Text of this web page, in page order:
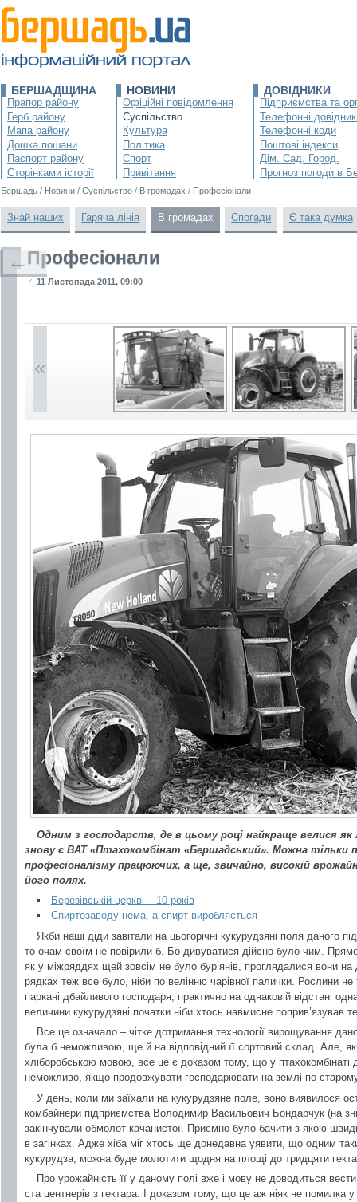
БЕРШАДЩИНА
Прапор району
Герб району
Мапа району
Дошка пошани
Паспорт району
Сторінками історії
НОВИНИ
Офіційні повідомлення
Суспільство
Культура
Політика
Спорт
Привітання
ДОВІДНИКИ
Підприємства та
Телефонні
Телефонні коди
Поштові індекси
Дім. Сад. Город.
Прогноз погоди в
Бершадь / Новини / Суспільство / В громадах / Професіонали
Знай наших Гаряча лінія В громадах Спогади Є така думка
Професіонали
11 Листопада 2011, 09:00
Одним з господарств, де в цьому році найкраще велися як
знову є ВАТ «Птахокомбінат «Бершадський». Можна тільки
професіоналізму працюючих, а ще, звичайно, високій
його полях.
Березівській церкві – 10 років
Спиртозаводу нема, а спирт виробляється
Якби наші діди завітали на цьогорічні кукурудзяні поля даного
то очам своїм не повірили б. Бо дивуватися дійсно було чим.
як у міжряддях щей зовсім не було бур’янів, проглядалися вони на
рядках теж все було, ніби по велінню чарівної палички. Рослини
паркані дбайливого господаря, практично на однаковій відстані
величини кукурудзяні початки ніби хтось навмисне поприв’язував
Все це означало – чітке дотримання технології вирощування
була б неможливою, ще й на відповідний її сортовий склад. Але,
хліборобською мовою, все це є доказом тому, що у птахокомбінаті
неможливо, якщо продовжувати господарювати на землі по-
У день, коли ми заїхали на кукурудзяне поле, воно виявилося
комбайнери підприємства Володимир Васильович Бондарчук (на
закінчували обмолот качанистої. Приємно було бачити з якою
в загінках. Адже хіба міг хтось ще донедавна уявити, що одним
кукурудза, можна буде молотити щодня на площі до тридцяти
Про урожайність її у даному полі вже і мову не доводиться
ста центнерів з гектара. І доказом тому, що це аж ніяк не помилка
←